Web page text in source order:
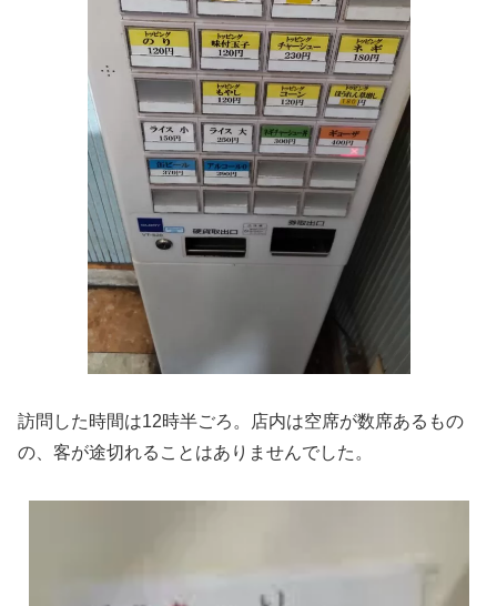
訪問した時間は12時半ごろ。店内は空席が数席あるもの
の、客が途切れることはありませんでした。